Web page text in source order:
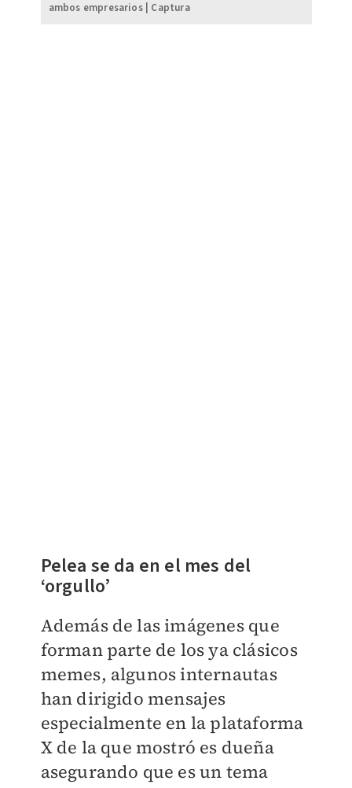
ambos empresarios | Captura
Pelea se da en el mes del
‘orgullo’
Además de las imágenes que
forman parte de los ya clásicos
memes, algunos internautas
han dirigido mensajes
especialmente en la plataforma
X de la que mostró es dueña
asegurando que es un tema